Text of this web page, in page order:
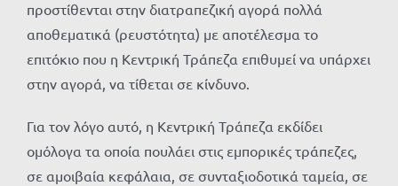
προστίθενται στην διατραπεζική αγορά πολλά
αποθεματικά (ρευστότητα) με αποτέλεσμα το
επιτόκιο που η Κεντρική Τράπεζα επιθυμεί να υπάρχει
στην αγορά, να τίθεται σε κίνδυνο.
Για τον λόγο αυτό, η Κεντρική Τράπεζα εκδίδει
ομόλογα τα οποία πουλάει στις εμπορικές τράπεζες,
σε αμοιβαία κεφάλαια, σε συνταξιοδοτικά ταμεία, σε